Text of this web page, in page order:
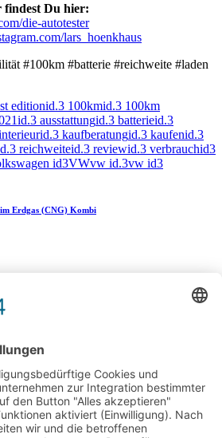
findest Du hier:
die-autotester
lars_hoenkhaus
#100km #batterie #reichweite #laden
editionid.3 100kmid.3 100km
id.3 ausstattungid.3 batterieid.3
id.3 kaufberatungid.3 kaufenid.3
reichweiteid.3 reviewid.3 verbrauchid3
id3VWvw id.3vw id3
Erdgas (CNG) Kombi
für BEV und PHEV
Stromer mehr als coole Optik?